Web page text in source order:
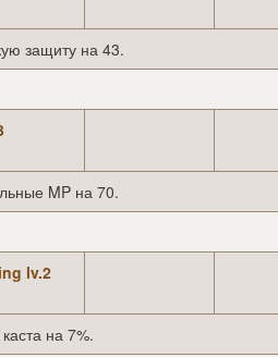
защиту на 43.
MP на 70.
lv.2
на 7%.